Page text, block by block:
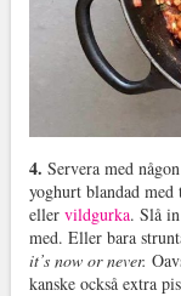
4. Servera med
yoghurt blandad
eller vildgurka. Slå
med. Eller bara
it’s now or never.
kanske också extra